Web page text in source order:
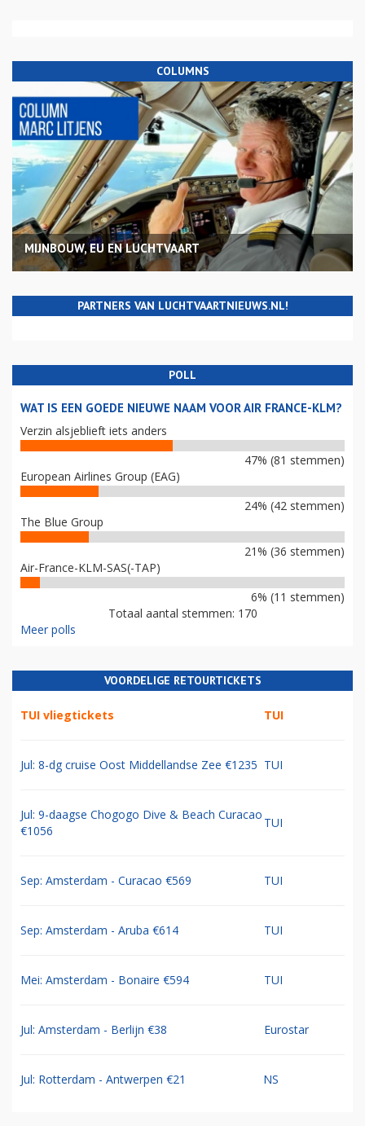
COLUMNS
MIJNBOUW, EU EN LUCHTVAART
PARTNERS VAN LUCHTVAARTNIEUWS.NL!
POLL
WAT IS EEN GOEDE NIEUWE NAAM VOOR AIR FRANCE-KLM?
Verzin alsjeblieft iets anders
47% (81 stemmen)
European Airlines Group (EAG)
24% (42 stemmen)
The Blue Group
21% (36 stemmen)
Air-France-KLM-SAS(-TAP)
6% (11 stemmen)
Totaal aantal stemmen: 170
Meer polls
VOORDELIGE RETOURTICKETS
TUI vliegtickets TUI
Jul: 8-dg cruise Oost Middellandse Zee €1235 TUI
Jul: 9-daagse Chogogo Dive & Beach Curacao
€1056
TUI
Sep: Amsterdam - Curacao €569 TUI
Sep: Amsterdam - Aruba €614 TUI
Mei: Amsterdam - Bonaire €594 TUI
Jul: Amsterdam - Berlijn €38 Eurostar
Jul: Rotterdam - Antwerpen €21 NS